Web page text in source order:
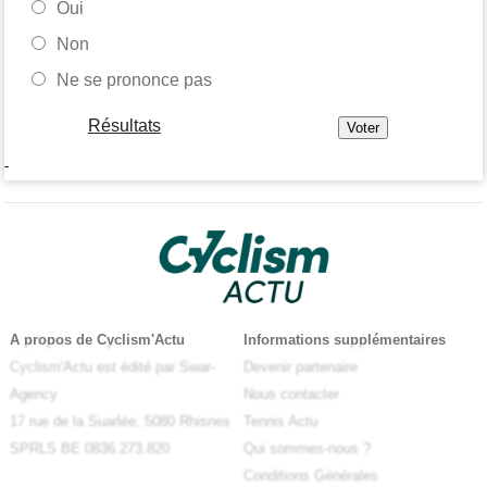
Oui
Non
Ne se prononce pas
Résultats
-
A propos de Cyclism'Actu
Cyclism'Actu est édité par Swar-
Agency
17 rue de la Suarlée, 5080 Rhisnes
SPRLS BE 0836.273.820
Informations supplémentaires
Devenir partenaire
Nous contacter
Tennis Actu
Qui sommes-nous ?
Conditions Générales